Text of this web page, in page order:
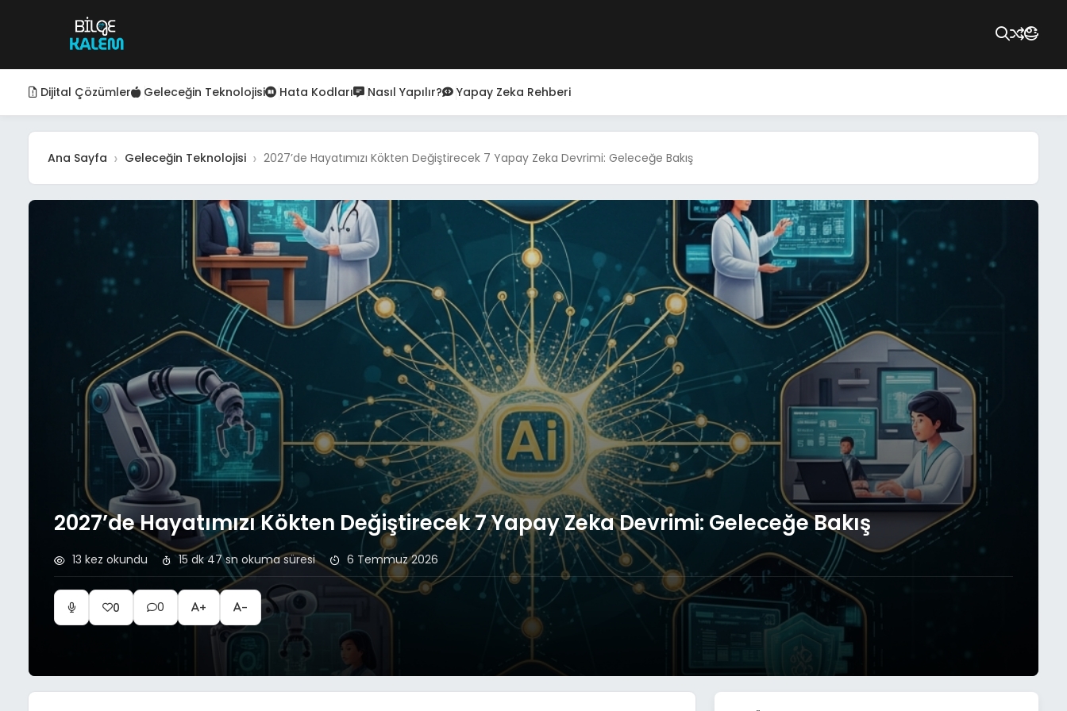
Dijital Çözümler Geleceğin Teknolojisi Hata Kodları Nasıl Yapılır? Yapay Zeka Rehberi
Ana Sayfa Geleceğin Teknolojisi 2027’de Hayatımızı Kökten Değiştirecek 7 Yapay Zeka Devrimi: Geleceğe Bakış
2027’de Hayatımızı Kökten Değiştirecek 7 Yapay Zeka Devrimi: Geleceğe Bakış
13 kez okundu 15 dk 47 sn okuma süresi 6 Temmuz 2026
0 0 + -